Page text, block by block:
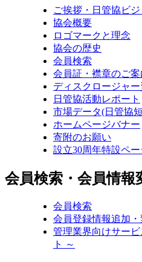
ご挨拶・日管協ビジ
協会概要
ロゴマークと理念
協会の歴史
会員検索
会員証・襟章のご案
ディスクロージャ
日管協活動レポート
市場データ(日管協
ホームページバナー
寄附のお願い
設立30周年特設ペー
会員検索・会員情報
会員検索
会員登録情報追加・
管理業界向けサー
ト ～